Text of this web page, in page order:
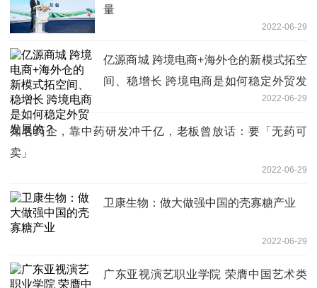
量
2022-06-29
亿源商城 跨境电商+海外仓的新模式拓空
间、稳增长 跨境电商是如何稳定外贸发
2022-06-29
知名药企，靠中药研发冲千亿，老板曾放话：要「无药可
卖」
2022-06-29
卫康生物：做大做强中国的壳寡糖产业
2022-06-29
广东亚视演艺职业学院 荣膺中国艺术类